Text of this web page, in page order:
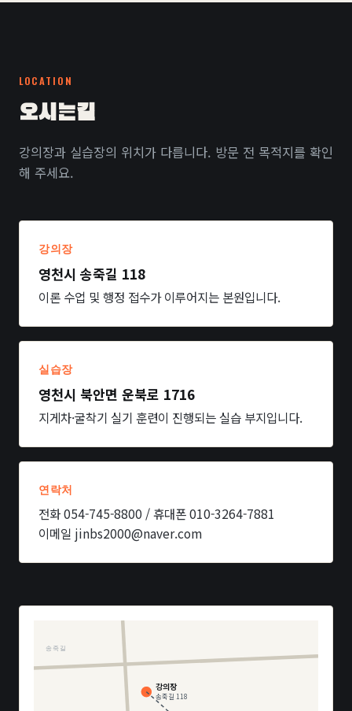
LOCATION
오시는길
강의장과 실습장의 위치가 다릅니다. 방문 전 목적지를 확인
해 주세요.
강의장
영천시 송죽길 118
이론 수업 및 행정 접수가 이루어지는 본원입니다.
실습장
영천시 북안면 운북로 1716
지게차·굴착기 실기 훈련이 진행되는 실습 부지입니다.
연락처
전화 054-745-8800 / 휴대폰 010-3264-7881
이메일 jinbs2000@naver.com
송죽길
강의장
송죽길 118